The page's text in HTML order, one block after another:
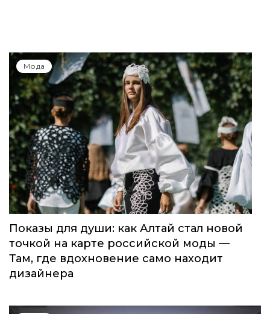
Мода
Показы для души: как Алтай стал новой
точкой на карте российской моды —
Там, где вдохновение само находит
дизайнера